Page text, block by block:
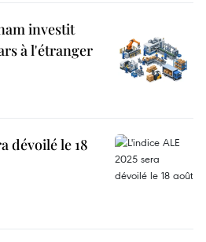
investit
à l'étranger
dévoilé le 18